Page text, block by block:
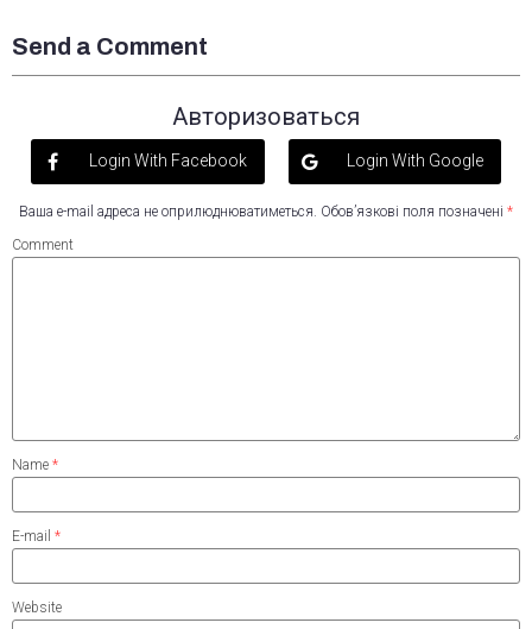
Send a Comment
Авторизоваться
Login With Facebook Login With Google
Ваша e-mail адреса не оприлюднюватиметься. Обов’язкові поля позначені *
Comment
Name *
E-mail *
Website